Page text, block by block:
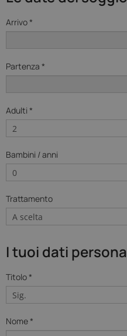
Arrivo *
Partenza *
Adulti *
Bambini / anni
Trattamento
I tuoi dati
Titolo *
Nome *